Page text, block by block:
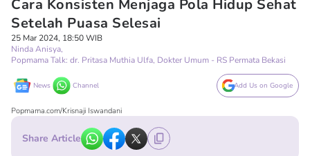
Cara Konsisten Menjaga Pola Hidup Sehat
Setelah Puasa Selesai
25 Mar 2024, 18:50 WIB
Ninda Anisya,
Popmama Talk: dr. Pritasa Muthia Ulfa, Dokter Umum - RS Permata Bekasi
News Channel Add Us on Google
Popmama.com/Krisnaji Iswandani
Share Article